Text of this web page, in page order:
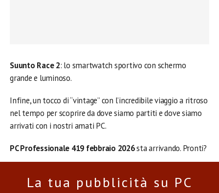
Suunto Race 2: lo smartwatch sportivo con schermo
grande e luminoso.
Infine, un tocco di “vintage” con l’incredibile viaggio a ritroso
nel tempo per scoprire da dove siamo partiti e dove siamo
arrivati con i nostri amati PC.
PC Professionale 419 febbraio 2026sta arrivando. Pronti?
La tua pubblicità su PC